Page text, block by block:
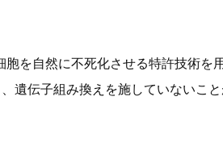
を自然に不死化させる特許技術を
遺伝子組み換えを施していないこ